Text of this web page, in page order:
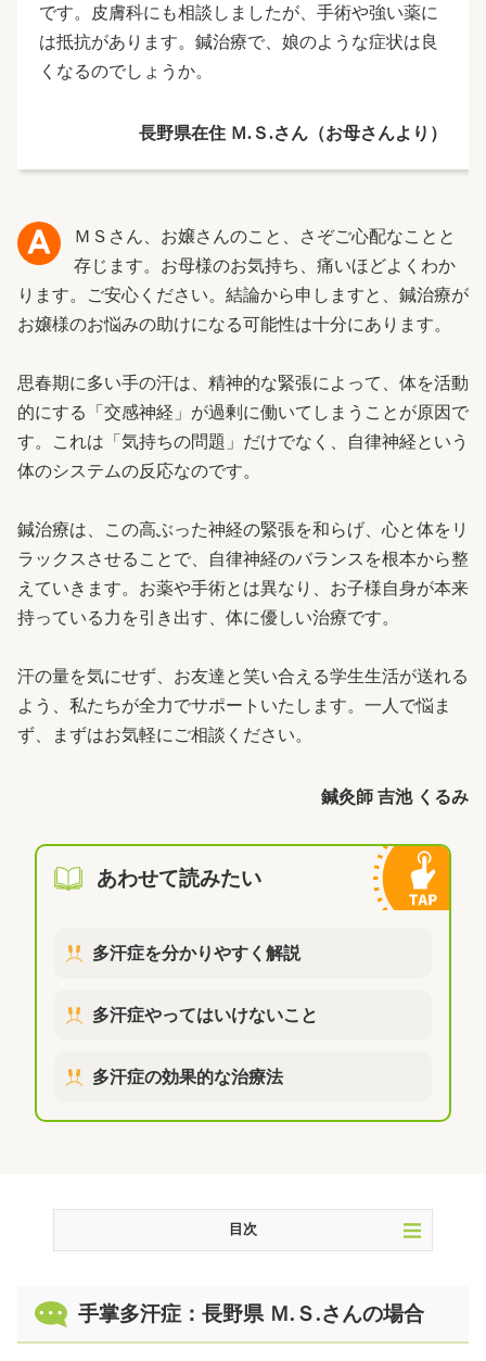
です。皮膚科にも相談しましたが、手術や強い薬に
は抵抗があります。鍼治療で、娘のような症状は良
くなるのでしょうか。
長野県在住 Ｍ.Ｓ.さん（お母さんより）
ＭＳさん、お嬢さんのこと、さぞご心配なことと
存じます。お母様のお気持ち、痛いほどよくわか
ります。ご安心ください。結論から申しますと、鍼治療が
お嬢様のお悩みの助けになる可能性は十分にあります。
思春期に多い手の汗は、精神的な緊張によって、体を活動
的にする「交感神経」が過剰に働いてしまうことが原因で
す。これは「気持ちの問題」だけでなく、自律神経という
体のシステムの反応なのです。
鍼治療は、この高ぶった神経の緊張を和らげ、心と体をリ
ラックスさせることで、自律神経のバランスを根本から整
えていきます。お薬や手術とは異なり、お子様自身が本来
持っている力を引き出す、体に優しい治療です。
汗の量を気にせず、お友達と笑い合える学生生活が送れる
よう、私たちが全力でサポートいたします。一人で悩ま
ず、まずはお気軽にご相談ください。
鍼灸師 吉池 くるみ
あわせて読みたい
多汗症を分かりやすく解説
多汗症やってはいけないこと
多汗症の効果的な治療法
目次
思春期に発症する手掌多汗症
病院の治療と、鍼治療の考え方の違い
手掌多汗症：長野県 Ｍ.Ｓ.さんの場合